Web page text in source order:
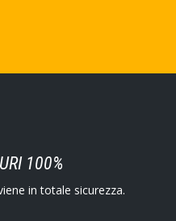
100%
in totale sicurezza.